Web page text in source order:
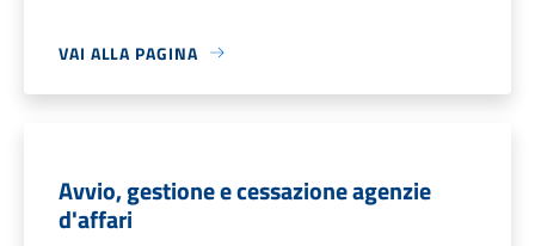
VAI ALLA PAGINA
Avvio, gestione e cessazione agenzie
d'affari